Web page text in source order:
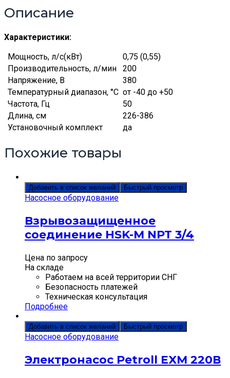
Описание
Характеристики:
Мощность, л/с(кВт)
0,75 (0,55)
Производительность, л/мин
200
Напряжение, В
380
Температурный диапазон, °С от -40 до +50
Частота, Гц
50
Длина, см
226-386
Установочный комплект
да
Похожие товары
Добавить в список желаний Быстрый просмотр
Насосное оборудование
Взрывозащищенное
соединение HSK-M NPT 3/4
Цена по запросу
На складе
Работаем на всей территории СНГ
Безопасность платежей
Техническая консультация
Подробнее
Добавить в список желаний Быстрый просмотр
Насосное оборудование
Электронасос Petroll EXM 220В